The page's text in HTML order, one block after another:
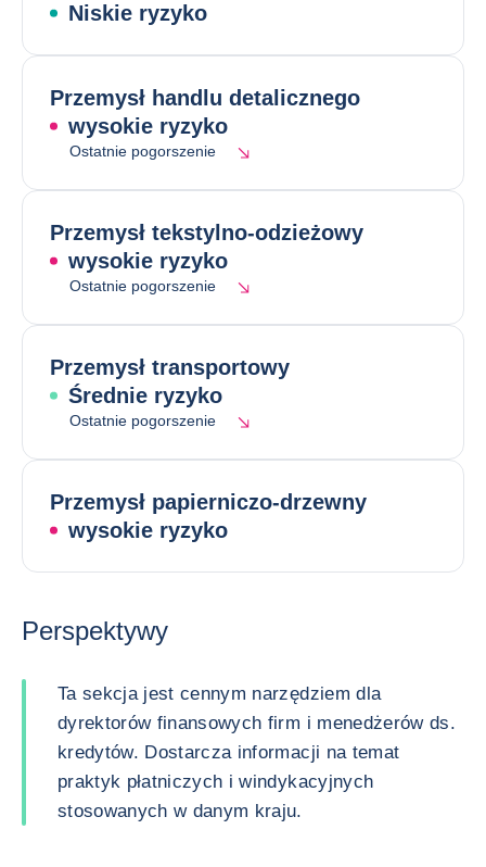
Niskie ryzyko
Przemysł handlu detalicznego
wysokie ryzyko
Ostatnie pogorszenie
Przemysł tekstylno-odzieżowy
wysokie ryzyko
Ostatnie pogorszenie
Przemysł transportowy
Średnie ryzyko
Ostatnie pogorszenie
Przemysł papierniczo-drzewny
wysokie ryzyko
Perspektywy
Ta sekcja jest cennym narzędziem dla
dyrektorów finansowych firm i menedżerów ds.
kredytów. Dostarcza informacji na temat
praktyk płatniczych i windykacyjnych
stosowanych w danym kraju.